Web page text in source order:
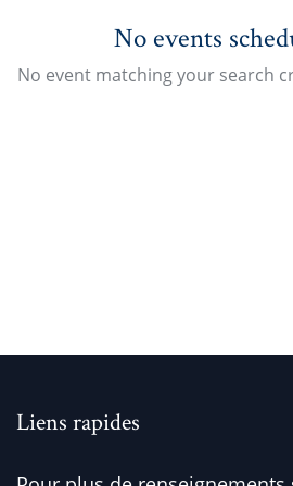
No events
No event matching your search
Liens rapides